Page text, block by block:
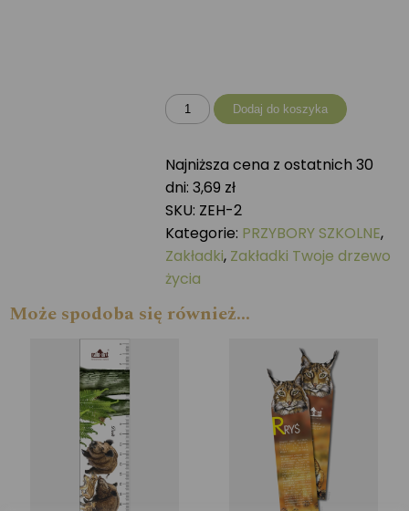
ilość
Zakładka
drzewo
życia
BUK
Dodaj do koszyka
Najniższa cena z ostatnich 30
dni:3,69 zł
SKU: ZEH-2
Kategorie: PRZYBORY SZKOLNE,
Zakładki, Zakładki Twoje drzewo
życia
Może spodoba się również…